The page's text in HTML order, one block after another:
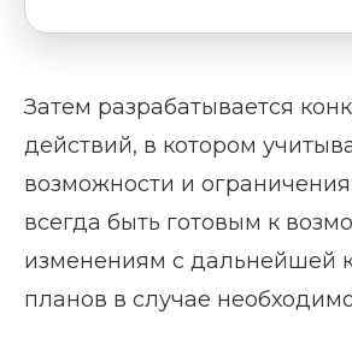
Затем разрабатывается
действий, в котором
возможности и
всегда быть готовым к
изменениям с дальнейшей
планов в случае